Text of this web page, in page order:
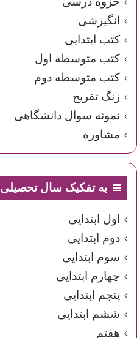
انگیزشی
کتب ابتدایی
کتب متوسطه اول
کتب متوسطه دوم
زنگ تفریح
نمونه سوال دانشگاهی
مشاوره
به تفکیک سال تحصیلی
اول ابتدایی
دوم ابتدایی
سوم ابتدایی
چهارم ابتدایی
پنجم ابتدایی
ششم ابتدایی
هفتم